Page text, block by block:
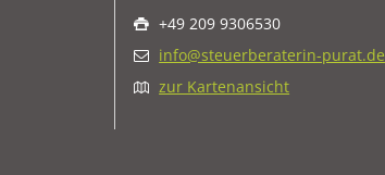
+49 209 9306530
info@steuerberaterin-purat.de
zur Kartenansicht